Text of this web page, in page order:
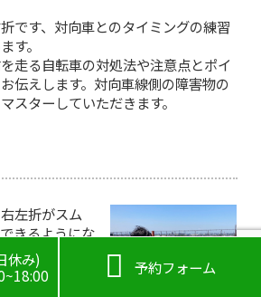
です、対向車とのタイミングの練習
す。
走る自転車の対処法や注意点とポイ
伝えします。対向車線側の障害物の
スターしていただきます。
左折がスム
きるようにな
場に移動す
可能になり
休み)
 予約フォーム